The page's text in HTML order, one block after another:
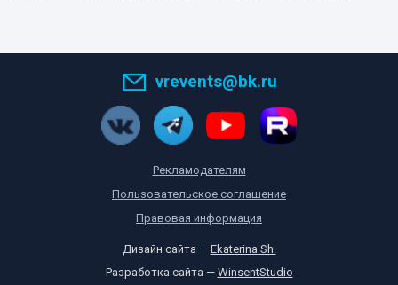
vrevents@bk.ru
Рекламодателям
Пользовательское соглашение
Правовая информация
Дизайн сайта — Ekaterina Sh.
Разработка сайта — WinsentStudio